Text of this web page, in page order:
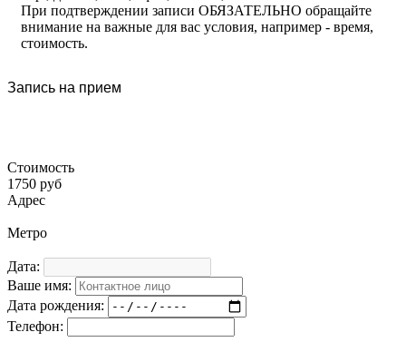
При подтверждении записи ОБЯЗАТЕЛЬНО обращайте
внимание на важные для вас условия, например - время,
стоимость.
Запись на прием
Стоимость
1750 руб
Адрес
Метро
Дата:
Ваше имя:
Дата рождения:
Телефон: